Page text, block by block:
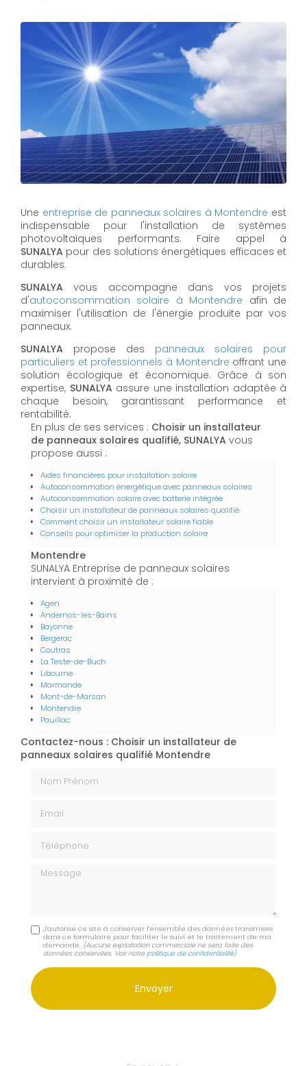
Une entreprise de panneaux solaires à Montendre est
indispensable pour l'installation de systèmes
photovoltaïques performants. Faire appel à
SUNALYA pour des solutions énergétiques efficaces et
durables.
SUNALYA vous accompagne dans vos projets
d'autoconsommation solaire à Montendre afin de
maximiser l'utilisation de l'énergie produite par vos
panneaux.
SUNALYA propose des panneaux solaires pour
particuliers et professionnels à Montendre offrant une
solution écologique et économique. Grâce à son
expertise, SUNALYA assure une installation adaptée à
chaque besoin, garantissant performance et
rentabilité.
En plus de ses services : Choisir un installateur
de panneaux solaires qualifié, SUNALYA vous
propose aussi :
Aides financières pour installation solaire
Autoconsommation énergétique avec panneaux solaires
Autoconsommation solaire avec batterie intégrée
Choisir un installateur de panneaux solaires qualifié
Comment choisir un installateur solaire fiable
Conseils pour optimiser la production solaire
Montendre
SUNALYA Entreprise de panneaux solaires
intervient à proximité de :
Agen
Andernos-les-Bains
Bayonne
Bergerac
Coutras
La Teste-de-Buch
Libourne
Marmande
Mont-de-Marsan
Montendre
Pauillac
Contactez-nous : Choisir un installateur de
panneaux solaires qualifié Montendre
Message
J'autorise ce site à conserver l'ensemble des données transmises
dans ce formulaire pour faciliter le suivi et le traitement de ma
demande. (Aucune exploitation commerciale ne sera faite des
données conservées. Voir notre politique de confidentialité)